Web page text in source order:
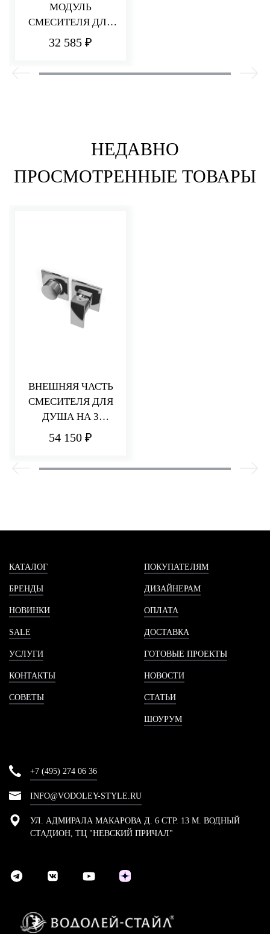
МОДУЛЬ
СМЕСИТЕЛЯ ДЛЯ
ДУША НА 2/3
32 585 ₽
НЕДАВНО
ПРОСМОТРЕННЫЕ ТОВАРЫ
ВНЕШНЯЯ ЧАСТЬ
СМЕСИТЕЛЯ ДЛЯ
ДУША НА 3
ПОТРЕБИТЕЛЯ Q30
54 150 ₽
КАТАЛОГ
БРЕНДЫ
НОВИНКИ
SALE
УСЛУГИ
КОНТАКТЫ
СОВЕТЫ
ПОКУПАТЕЛЯМ
ДИЗАЙНЕРАМ
ОПЛАТА
ДОСТАВКА
ГОТОВЫЕ ПРОЕКТЫ
НОВОСТИ
СТАТЬИ
ШОУРУМ
+7 (495) 274 06 36
INFO@VODOLEY-STYLE.RU
УЛ. АДМИРАЛА МАКАРОВА Д. 6 СТР. 13 М. ВОДНЫЙ
СТАДИОН, ТЦ "НЕВСКИЙ ПРИЧАЛ"